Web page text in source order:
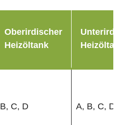
Oberirdischer
Heizöltank
Heizöltank
B, C, D A, B, C, D